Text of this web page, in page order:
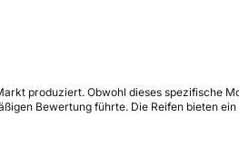
produziert. Obwohl dieses spezifische
Bewertung führte. Die Reifen bieten